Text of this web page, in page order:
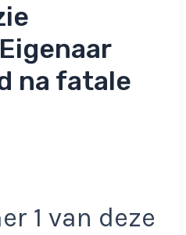
na fatale
1 van deze